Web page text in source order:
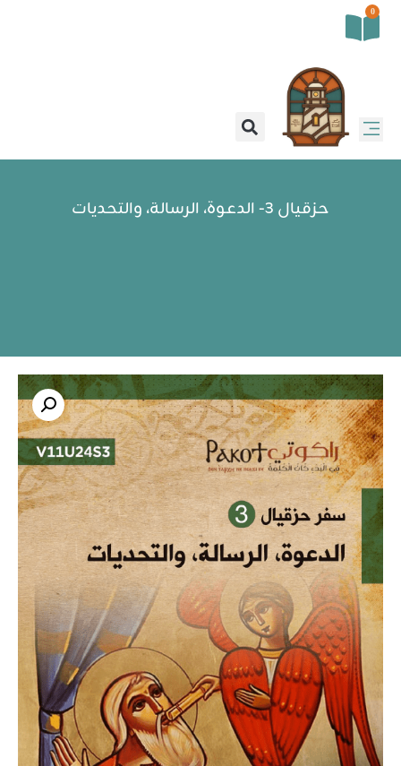
0
حزقيال 3- الدعوة، الرسالة، والتحديات